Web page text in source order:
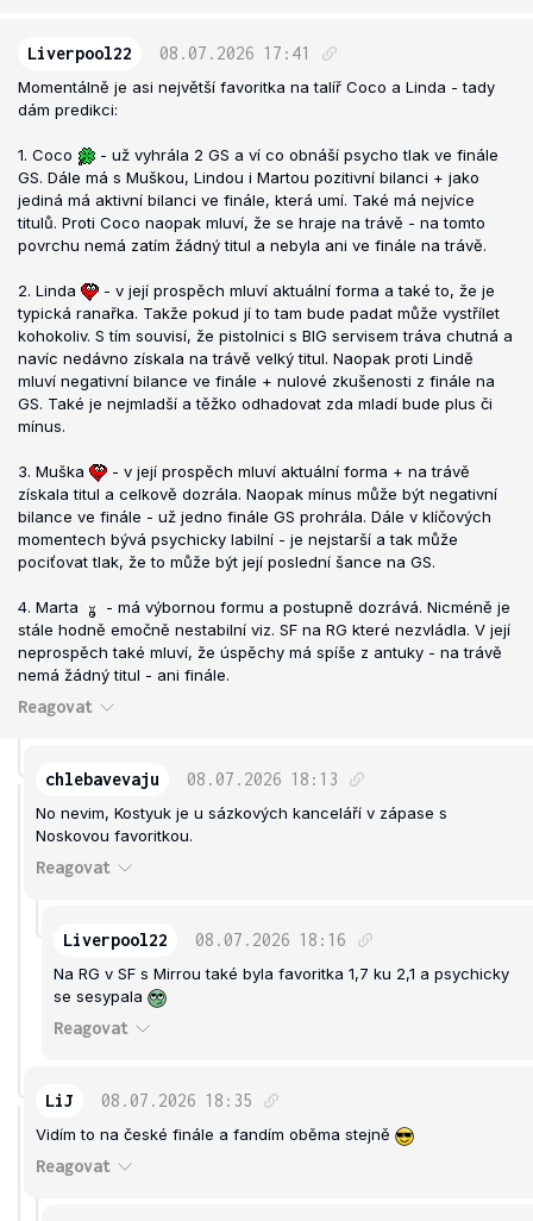
Liverpool22 08.07.2026 17:41
Momentálně je asi největší favoritka na talíř Coco a Linda - tady
dám predikci:
1. Coco
- už vyhrála 2 GS a ví co obnáší psycho tlak ve finále
GS. Dále má s Muškou, Lindou i Martou pozitivní bilanci + jako
jediná má aktivní bilanci ve finále, která umí. Také má nejvíce
titulů. Proti Coco naopak mluví, že se hraje na trávě - na tomto
povrchu nemá zatím žádný titul a nebyla ani ve finále na trávě.
2. Linda
- v její prospěch mluví aktuální forma a také to, že je
typická ranařka. Takže pokud jí to tam bude padat může vystřílet
kohokoliv. S tím souvisí, že pistolnici s BIG servisem tráva chutná a
navíc nedávno získala na trávě velký titul. Naopak proti Lindě
mluví negativní bilance ve finále + nulové zkušenosti z finále na
GS. Také je nejmladší a těžko odhadovat zda mladí bude plus či
mínus.
3. Muška
- v její prospěch mluví aktuální forma + na trávě
získala titul a celkově dozrála. Naopak mínus může být negativní
bilance ve finále - už jedno finále GS prohrála. Dále v klíčových
momentech bývá psychicky labilní - je nejstarší a tak může
pociťovat tlak, že to může být její poslední šance na GS.
4. Marta
- má výbornou formu a postupně dozrává. Nicméně je
stále hodně emočně nestabilní viz. SF na RG které nezvládla. V její
neprospěch také mluví, že úspěchy má spíše z antuky - na trávě
nemá žádný titul - ani finále.
Reagovat
chlebavevaju 08.07.2026 18:13
No nevim, Kostyuk je u sázkových kanceláří v zápase s
Noskovou favoritkou.
Reagovat
Liverpool22 08.07.2026 18:16
Na RG v SF s Mirrou také byla favoritka 1,7 ku 2,1 a psychicky
se sesypala
Reagovat
LiJ 08.07.2026 18:35
Vidím to na české finále a fandím oběma stejně
Reagovat